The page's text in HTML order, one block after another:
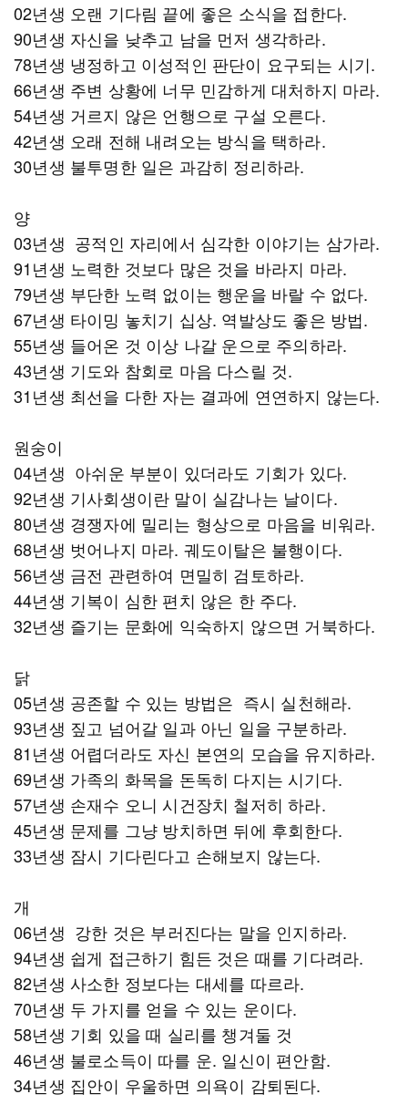
02년생 오랜 기다림 끝에 좋은 소식을 접한다.
90년생 자신을 낮추고 남을 먼저 생각하라.
78년생 냉정하고 이성적인 판단이 요구되는 시기.
66년생 주변 상황에 너무 민감하게 대처하지 마라.
54년생 거르지 않은 언행으로 구설 오른다.
42년생 오래 전해 내려오는 방식을 택하라.
30년생 불투명한 일은 과감히 정리하라.
양
03년생 공적인 자리에서 심각한 이야기는 삼가라.
91년생 노력한 것보다 많은 것을 바라지 마라.
79년생 부단한 노력 없이는 행운을 바랄 수 없다.
67년생 타이밍 놓치기 십상. 역발상도 좋은 방법.
55년생 들어온 것 이상 나갈 운으로 주의하라.
43년생 기도와 참회로 마음 다스릴 것.
31년생 최선을 다한 자는 결과에 연연하지 않는다.
원숭이
04년생 아쉬운 부분이 있더라도 기회가 있다.
92년생 기사회생이란 말이 실감나는 날이다.
80년생 경쟁자에 밀리는 형상으로 마음을 비워라.
68년생 벗어나지 마라. 궤도이탈은 불행이다.
56년생 금전 관련하여 면밀히 검토하라.
44년생 기복이 심한 편치 않은 한 주다.
32년생 즐기는 문화에 익숙하지 않으면 거북하다.
닭
05년생 공존할 수 있는 방법은 즉시 실천해라.
93년생 짚고 넘어갈 일과 아닌 일을 구분하라.
81년생 어렵더라도 자신 본연의 모습을 유지하라.
69년생 가족의 화목을 돈독히 다지는 시기다.
57년생 손재수 오니 시건장치 철저히 하라.
45년생 문제를 그냥 방치하면 뒤에 후회한다.
33년생 잠시 기다린다고 손해보지 않는다.
개
06년생 강한 것은 부러진다는 말을 인지하라.
94년생 쉽게 접근하기 힘든 것은 때를 기다려라.
82년생 사소한 정보다는 대세를 따르라.
70년생 두 가지를 얻을 수 있는 운이다.
58년생 기회 있을 때 실리를 챙겨둘 것
46년생 불로소득이 따를 운. 일신이 편안함.
34년생 집안이 우울하면 의욕이 감퇴된다.